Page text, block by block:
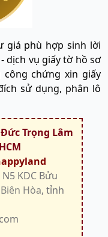
giá phù hợp sinh lời
- dịch vụ giấy tờ hồ sơ
chứng xin giấy
sử dụng, phân lô
Trọng Lâm
KDC Bửu
Hòa, tỉnh